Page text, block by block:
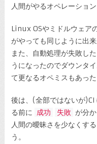
人間がやるオペレーション
Linux OSやミドルウェア
がやっても同じように出
また、自動処理が失敗し
うになったのでダウンタ
て更なるオペミスもあっ
後は、(全部ではないが
る前に 成功 失敗 が分
人間の曖昧さを少なくす
う。